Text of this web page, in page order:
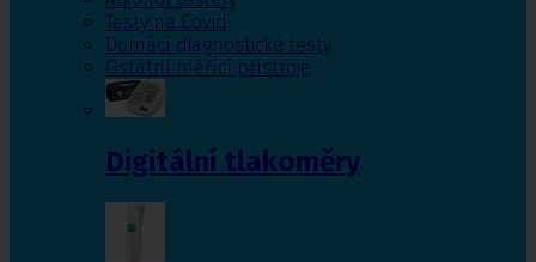
Testy na Covid
Domácí diagnostické testy
Ostatní měřící přístroje
Digitální tlakoměry